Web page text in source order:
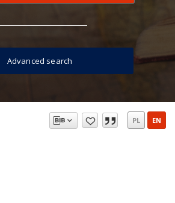
Advanced search
PL EN